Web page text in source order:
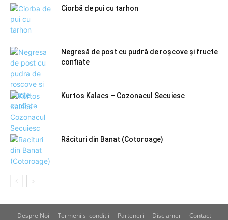
Ciorbă de pui cu tarhon
Negresă de post cu pudră de roșcove și fructe
confiate
Kurtos Kalacs – Cozonacul Secuiesc
Răcituri din Banat (Cotoroage)
Despre Noi Termeni si conditii Parteneri Disclamer Contact